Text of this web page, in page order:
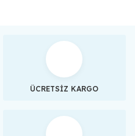
ÜCRETSİZ KARGO